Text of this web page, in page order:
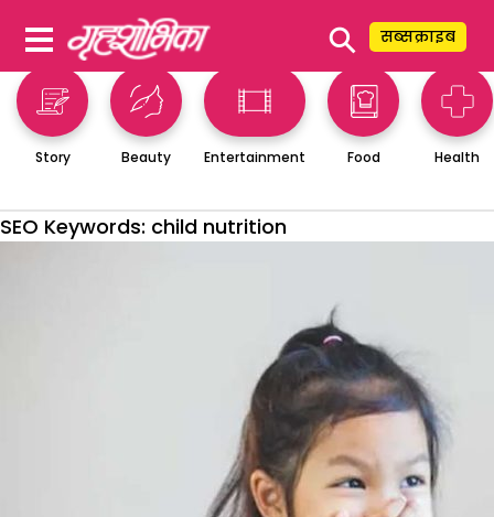
⚲ सब्सक्राइब
Story Beauty Entertainment Food Health
SEO Keywords: child nutrition